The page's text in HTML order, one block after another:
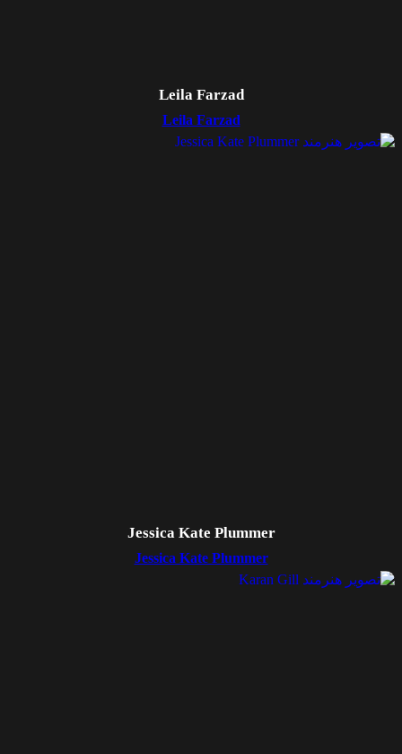
Leila Farzad
Leila Farzad
Jessica Kate Plummer
Jessica Kate Plummer